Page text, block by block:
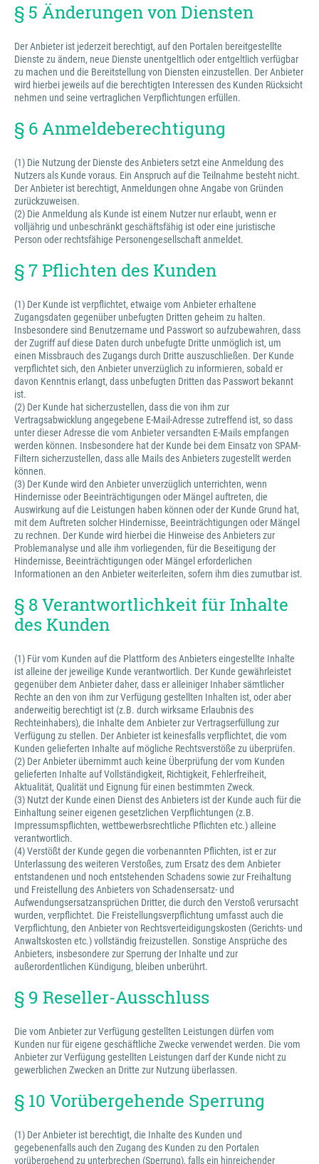
§ 5 Änderungen von Diensten
Der Anbieter ist jederzeit berechtigt, auf den Portalen bereitgestellte
Dienste zu ändern, neue Dienste unentgeltlich oder entgeltlich verfügbar
zu machen und die Bereitstellung von Diensten einzustellen. Der Anbieter
wird hierbei jeweils auf die berechtigten Interessen des Kunden Rücksicht
nehmen und seine vertraglichen Verpflichtungen erfüllen.
§ 6 Anmeldeberechtigung
(1) Die Nutzung der Dienste des Anbieters setzt eine Anmeldung des
Nutzers als Kunde voraus. Ein Anspruch auf die Teilnahme besteht nicht.
Der Anbieter ist berechtigt, Anmeldungen ohne Angabe von Gründen
zurückzuweisen.
(2) Die Anmeldung als Kunde ist einem Nutzer nur erlaubt, wenn er
volljährig und unbeschränkt geschäftsfähig ist oder eine juristische
Person oder rechtsfähige Personengesellschaft anmeldet.
§ 7 Pflichten des Kunden
(1) Der Kunde ist verpflichtet, etwaige vom Anbieter erhaltene
Zugangsdaten gegenüber unbefugten Dritten geheim zu halten.
Insbesondere sind Benutzername und Passwort so aufzubewahren, dass
der Zugriff auf diese Daten durch unbefugte Dritte unmöglich ist, um
einen Missbrauch des Zugangs durch Dritte auszuschließen. Der Kunde
verpflichtet sich, den Anbieter unverzüglich zu informieren, sobald er
davon Kenntnis erlangt, dass unbefugten Dritten das Passwort bekannt
ist.
(2) Der Kunde hat sicherzustellen, dass die von ihm zur
Vertragsabwicklung angegebene E-Mail-Adresse zutreffend ist, so dass
unter dieser Adresse die vom Anbieter versandten E-Mails empfangen
werden können. Insbesondere hat der Kunde bei dem Einsatz von SPAM-
Filtern sicherzustellen, dass alle Mails des Anbieters zugestellt werden
können.
(3) Der Kunde wird den Anbieter unverzüglich unterrichten, wenn
Hindernisse oder Beeinträchtigungen oder Mängel auftreten, die
Auswirkung auf die Leistungen haben können oder der Kunde Grund hat,
mit dem Auftreten solcher Hindernisse, Beeinträchtigungen oder Mängel
zu rechnen. Der Kunde wird hierbei die Hinweise des Anbieters zur
Problemanalyse und alle ihm vorliegenden, für die Beseitigung der
Hindernisse, Beeinträchtigungen oder Mängel erforderlichen
Informationen an den Anbieter weiterleiten, sofern ihm dies zumutbar ist.
§ 8 Verantwortlichkeit für Inhalte
des Kunden
(1) Für vom Kunden auf die Plattform des Anbieters eingestellte Inhalte
ist alleine der jeweilige Kunde verantwortlich. Der Kunde gewährleistet
gegenüber dem Anbieter daher, dass er alleiniger Inhaber sämtlicher
Rechte an den von ihm zur Verfügung gestellten Inhalten ist, oder aber
anderweitig berechtigt ist (z.B. durch wirksame Erlaubnis des
Rechteinhabers), die Inhalte dem Anbieter zur Vertragserfüllung zur
Verfügung zu stellen. Der Anbieter ist keinesfalls verpflichtet, die vom
Kunden gelieferten Inhalte auf mögliche Rechtsverstöße zu überprüfen.
(2) Der Anbieter übernimmt auch keine Überprüfung der vom Kunden
gelieferten Inhalte auf Vollständigkeit, Richtigkeit, Fehlerfreiheit,
Aktualität, Qualität und Eignung für einen bestimmten Zweck.
(3) Nutzt der Kunde einen Dienst des Anbieters ist der Kunde auch für die
Einhaltung seiner eigenen gesetzlichen Verpflichtungen (z.B.
Impressumspflichten, wettbewerbsrechtliche Pflichten etc.) alleine
verantwortlich.
(4) Verstößt der Kunde gegen die vorbenannten Pflichten, ist er zur
Unterlassung des weiteren Verstoßes, zum Ersatz des dem Anbieter
entstandenen und noch entstehenden Schadens sowie zur Freihaltung
und Freistellung des Anbieters von Schadensersatz- und
Aufwendungsersatzansprüchen Dritter, die durch den Verstoß verursacht
wurden, verpflichtet. Die Freistellungsverpflichtung umfasst auch die
Verpflichtung, den Anbieter von Rechtsverteidigungskosten (Gerichts- und
Anwaltskosten etc.) vollständig freizustellen. Sonstige Ansprüche des
Anbieters, insbesondere zur Sperrung der Inhalte und zur
außerordentlichen Kündigung, bleiben unberührt.
§ 9 Reseller-Ausschluss
Die vom Anbieter zur Verfügung gestellten Leistungen dürfen vom
Kunden nur für eigene geschäftliche Zwecke verwendet werden. Die vom
Anbieter zur Verfügung gestellten Leistungen darf der Kunde nicht zu
gewerblichen Zwecken an Dritte zur Nutzung überlassen.
§ 10 Vorübergehende Sperrung
(1) Der Anbieter ist berechtigt, die Inhalte des Kunden und
gegebenenfalls auch den Zugang des Kunden zu den Portalen
vorübergehend zu unterbrechen (Sperrung), falls ein hinreichender